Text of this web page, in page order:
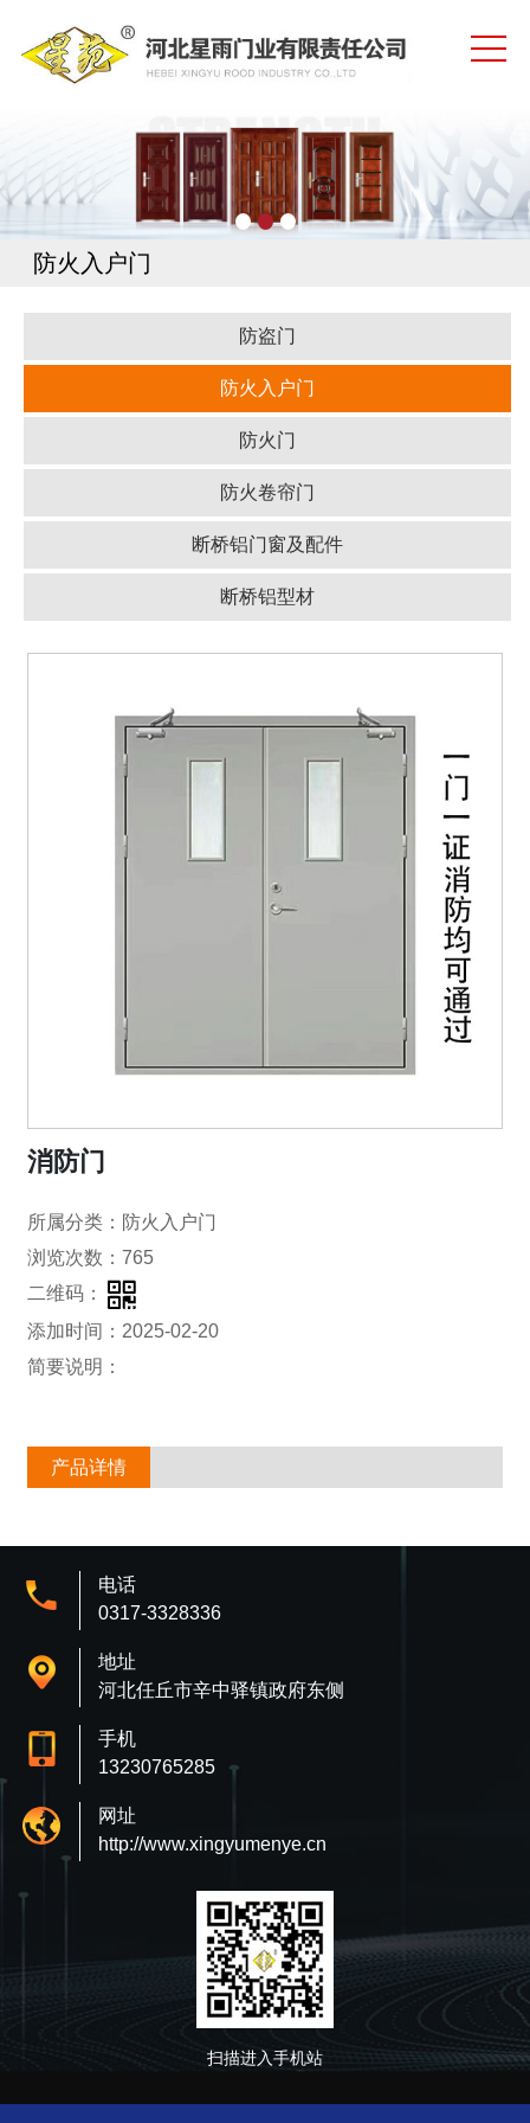
公司简介
资质荣誉
产品中心
安装实例
联系我们
防火入户门
防盗门
防火入户门
防火门
防火卷帘门
断桥铝门窗及配件
断桥铝型材
消防门
所属分类：防火入户门
浏览次数：765
二维码：
添加时间：2025-02-20
简要说明：
产品详情
电话
0317-3328336
地址
河北任丘市辛中驿镇政府东侧
手机
13230765285
网址
http://www.xingyumenye.cn
扫描进入手机站